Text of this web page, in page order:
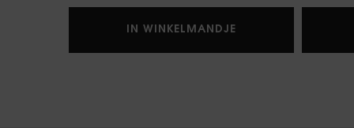
IN WINKELMANDJE BABYCAT EAU